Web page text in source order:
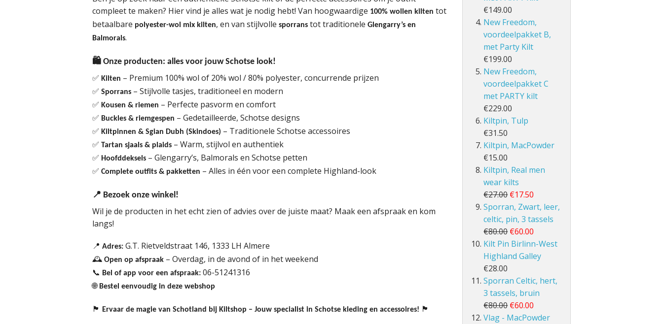
compleet te maken? Hier vind je alles wat je nodig hebt! Van hoogwaardige 100% wollen kilten tot
betaalbare polyester-wol mix kilten, en van stijlvolle sporrans tot traditionele Glengarry’s en
Balmorals.
🛍 Onze producten: alles voor jouw Schotse look!
✅ Kilten – Premium 100% wol of 20% wol / 80% polyester, concurrende prijzen
✅ Sporrans – Stijlvolle tasjes, traditioneel en modern
✅ Kousen & riemen – Perfecte pasvorm en comfort
✅ Buckles & riemgespen – Gedetailleerde, Schotse designs
✅ Kiltpinnen & Sgian Dubh (Skindoes) – Traditionele Schotse accessoires
✅ Tartan sjaals & plaids – Warm, stijlvol en authentiek
✅ Hoofddeksels – Glengarry’s, Balmorals en Schotse petten
✅ Complete outfits & pakketten – Alles in één voor een complete Highland-look
📍 Bezoek onze winkel!
Wil je de producten in het echt zien of advies over de juiste maat? Maak een afspraak en kom
langs!
📍 Adres: G.T. Rietveldstraat 146, 1333 LH Almere
🕰 Open op afspraak – Overdag, in de avond of in het weekend
📞 Bel of app voor een afspraak: 06-51241316
🌐 Bestel eenvoudig in deze webshop
🏴 Ervaar de magie van Schotland bij Kiltshop – Jouw specialist in Schotse kleding en accessoires! 🏴
€149.00
New Freedom,
voordeelpakket B,
met Party Kilt
€199.00
New Freedom,
voordeelpakket C
met PARTY kilt
€229.00
Kiltpin, Tulp
€31.50
Kiltpin, MacPowder
€15.00
Kiltpin, Real men
wear kilts
€27.00 €17.50
Sporran, Zwart, leer,
celtic, pin, 3 tassels
€80.00 €60.00
Kilt Pin Birlinn-West
Highland Galley
€28.00
Sporran Celtic, hert,
3 tassels, bruin
€80.00 €60.00
Vlag - MacPowder